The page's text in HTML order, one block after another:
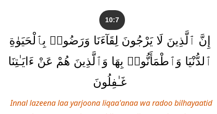
10:7
إِنَّ ٱلَّذِينَ لَا يَرْجُونَ لِقَآءَنَا وَرَضُوا۟ بِٱلْحَيَوٰةِ
ٱلدُّنْيَا وَٱطْمَأَنُّوا۟ بِهَا وَٱلَّذِينَ هُمْ عَنْ ءَايَـٰتِنَا
غَـٰفِلُونَ
Innal lazeena laa yarjoona liqaa'anaa wa radoo bilhayaatid